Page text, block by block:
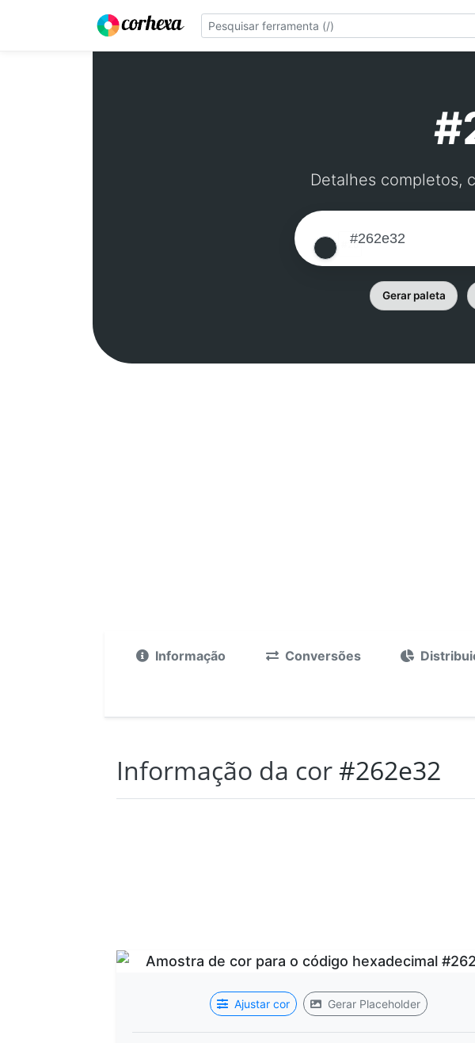
Detalhes completos,
Gerar paleta
Informação Conversões
Informação da cor#262e32
Ajustar cor Gerar Placeholder